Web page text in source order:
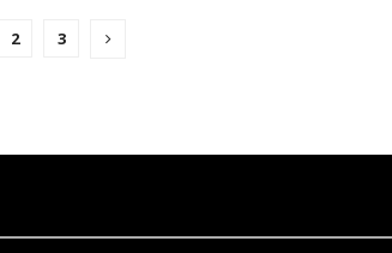
2 3